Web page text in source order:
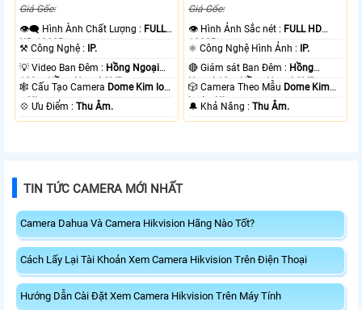
Giá Gốc:
👁️‍🗨 Hình Ành Chất Lượng : FULL
HD 1080P .
⚒ Công Nghệ :
IP.
💡 Video Ban Đêm : Hồng Ngoại
100m Hồng Ngoại SMD.
🕸️ Cấu Tạo Camera Dome Kim loại
+ Nhựa.
️💠 Ưu Điểm :Thu Âm.
Giá Gốc:
👁 Hình Ảnh Sắc nét : FULL HD
1080P .
⚛️ Công Nghệ Hình Ảnh :
IP.
🔴 Giám sát Ban Đêm : Hồng
Ngoại 10m Hồng Ngoại SMD.
🎲 Camera Theo Mẫu Dome Kim
loại + Nhựa.
️🔔 Khả Năng :Thu Âm.
TIN TỨC CAMERA MỚI NHẤT
Camera Dahua Và Camera Hikvision Hãng Nào Tốt?
Cách Lấy Lại Tài Khoản Xem Camera Hikvision Trên Điện Thoại
Hướng Dẫn Cài Đặt Xem Camera Hikvision Trên Máy Tính